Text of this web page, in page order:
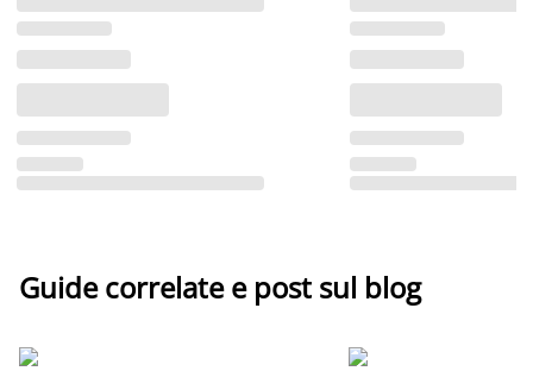
Guide correlate e post sul blog